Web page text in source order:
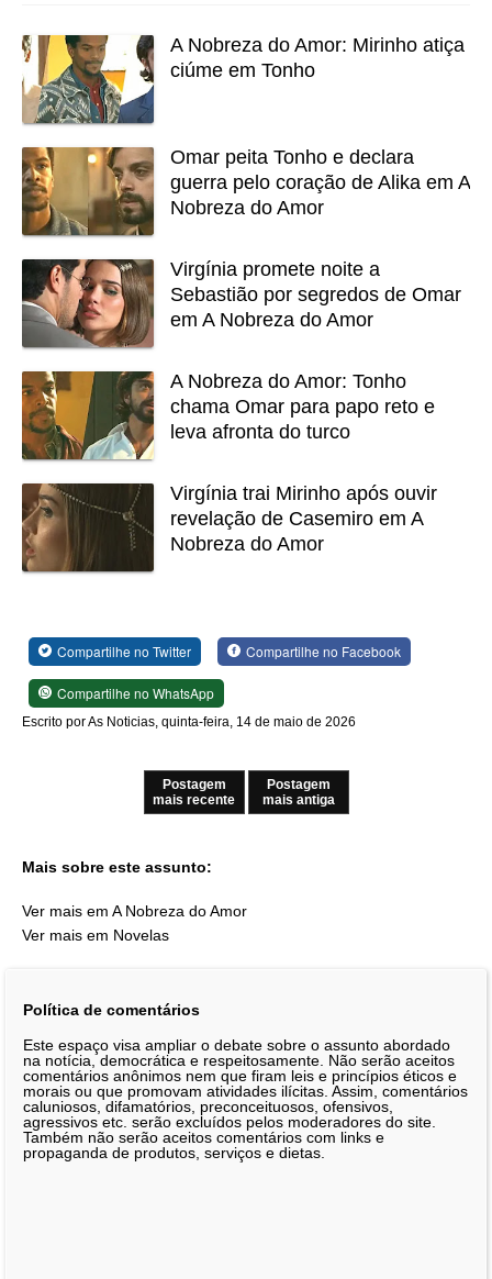
A Nobreza do Amor: Mirinho atiça
ciúme em Tonho
Omar peita Tonho e declara
guerra pelo coração de Alika em A
Nobreza do Amor
Virgínia promete noite a
Sebastião por segredos de Omar
em A Nobreza do Amor
A Nobreza do Amor: Tonho
chama Omar para papo reto e
leva afronta do turco
Virgínia trai Mirinho após ouvir
revelação de Casemiro em A
Nobreza do Amor
Compartilhe no Twitter Compartilhe no Facebook
Compartilhe no WhatsApp
Escrito por As Noticias, quinta-feira, 14 de maio de 2026
Postagem
mais recente
Postagem
mais antiga
Mais sobre este assunto:
Ver mais em A Nobreza do Amor
Ver mais em Novelas
Política de comentários
Este espaço visa ampliar o debate sobre o assunto abordado
na notícia, democrática e respeitosamente. Não serão aceitos
comentários anônimos nem que firam leis e princípios éticos e
morais ou que promovam atividades ilícitas. Assim, comentários
caluniosos, difamatórios, preconceituosos, ofensivos,
agressivos etc. serão excluídos pelos moderadores do site.
Também não serão aceitos comentários com links e
propaganda de produtos, serviços e dietas.